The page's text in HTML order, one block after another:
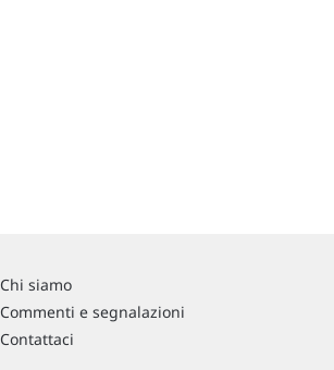
Chi siamo
Commenti e segnalazioni
Contattaci